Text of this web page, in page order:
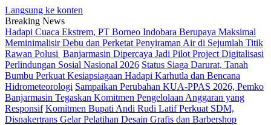
Langsung ke konten
Breaking News
Hadapi Cuaca Ekstrem, PT Borneo Indobara Berupaya Maksimal
Meminimalisir Debu dan Perketat Penyiraman Air di Sejumlah Titik
Rawan Polusi Banjarmasin Dipercaya Jadi Pilot Project Digitalisasi
Perlindungan Sosial Nasional 2026 Status Siaga Darurat, Tanah
Bumbu Perkuat Kesiapsiagaan Hadapi Karhutla dan Bencana
Hidrometeorologi Sampaikan Perubahan KUA-PPAS 2026, Pemko
Banjarmasin Tegaskan Komitmen Pengelolaan Anggaran yang
Responsif Komitmen Bupati Andi Rudi Latif Perkuat SDM,
Disnakertrans Gelar Pelatihan Desain Grafis dan Barbershop